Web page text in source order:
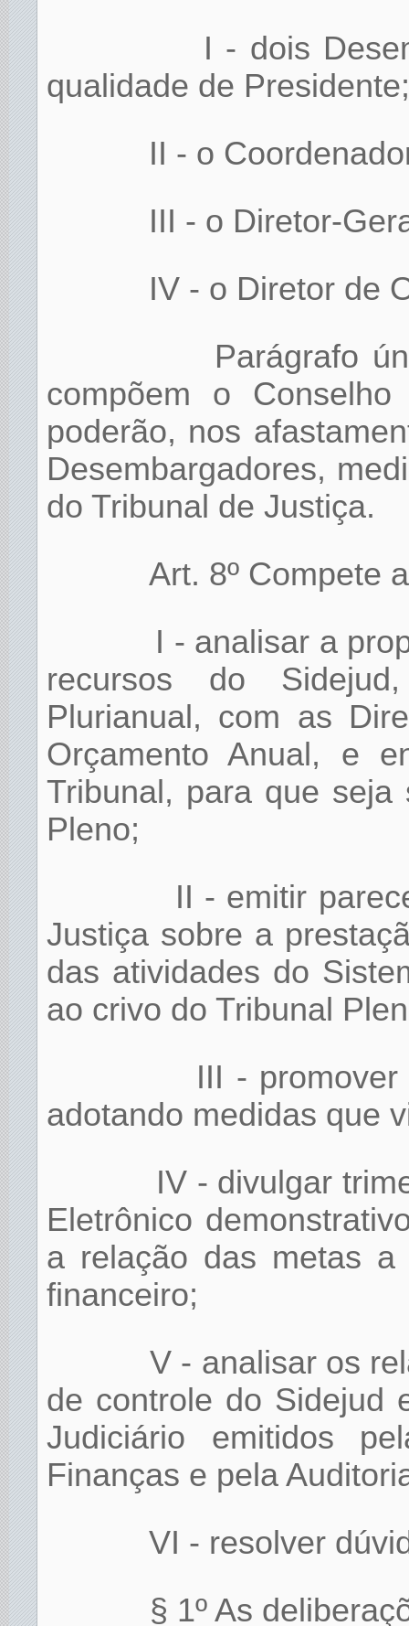
I - dois
qualidade de Presidente;
II - o
III - o Diretor-
IV - o Diretor de
Parágrafo
compõem o
poderão, nos
Desembargadores,
do Tribunal de Justiça.
Art. 8º Compete
I - analisar a
recursos do
Plurianual, com as
Orçamento Anual, e
Tribunal, para que
Pleno;
II - emitir
Justiça sobre a
das atividades do
ao crivo do Tribunal
III -
adotando medidas que
IV - divulgar
Eletrônico
a relação das metas a
financeiro;
V - analisar os
de controle do Sidejud
Judiciário emitidos
Finanças e pela
VI - resolver
§ 1º As